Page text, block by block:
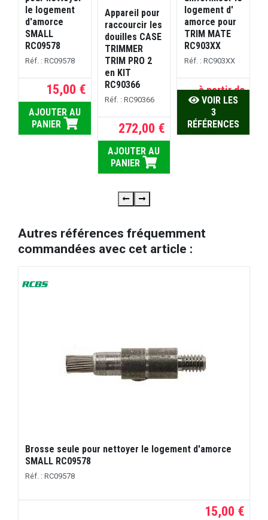
le logement
d'amorce
SMALL
RC09578
Réf. : RC09578
15,00 €
AJOUTER AU
PANIER
Appareil pour
raccourcir les
douilles CASE
TRIMMER
TRIM PRO 2
en KIT
RC90366
Réf. : RC90366
272,00 €
AJOUTER AU
PANIER
logement d'
amorce pour
TRIM MATE
RC903XX
Réf. : RC903XX
à partir de
51,00 €
VOIR LES
3
RÉFÉRENCES
Autres références fréquemment
commandées avec cet article :
Brosse seule pour nettoyer le logement d'amorce
SMALL RC09578
Réf. : RC09578
15,00 €